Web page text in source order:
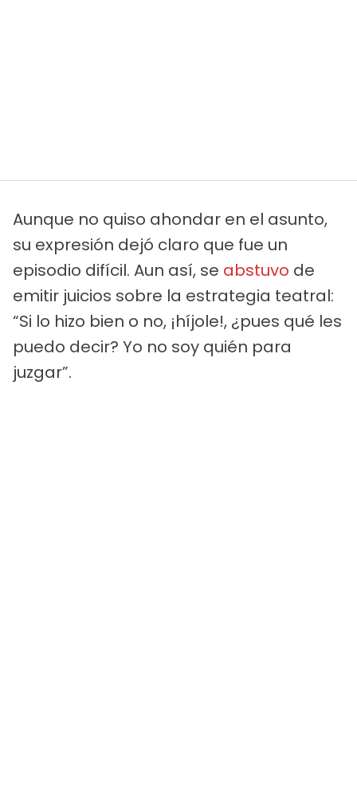
Aunque no quiso ahondar en el asunto,
su expresión dejó claro que fue un
episodio difícil. Aun así, se abstuvo de
emitir juicios sobre la estrategia teatral:
“Si lo hizo bien o no, ¡híjole!, ¿pues qué les
puedo decir? Yo no soy quién para
juzgar”.